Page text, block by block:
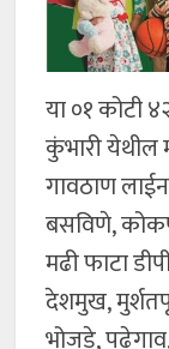
या ०१ कोटी
कुंभारी
गावठाण
बसविणे,
मढी फाटा
देशमुख,
भोजडे,